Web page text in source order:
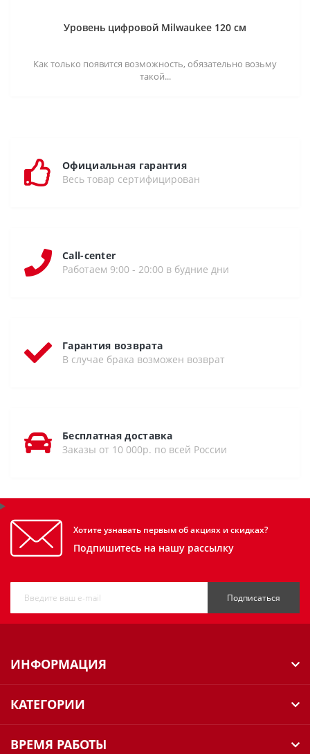
Уровень цифровой Milwaukee 120 см
Как только появится возможность, обязательно возьму
такой...
Официальная гарантия
Весь товар сертифицирован
Call-center
Работаем 9:00 - 20:00 в будние дни
Гарантия возврата
В случае брака возможен возврат
Бесплатная доставка
Заказы от 10 000р. по всей России
Хотите узнавать первым об акциях и скидках?
Подпишитесь на нашу рассылку
Подписаться
ИНФОРМАЦИЯ
КАТЕГОРИИ
ВРЕМЯ РАБОТЫ